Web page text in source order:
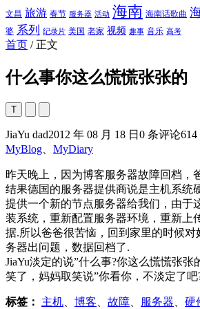
文昌 旅游 春节 服务器 活动 海南 海南话歌曲
婆 系列 纪录片 美国 老家 视频 趣事 音乐 高考
首页 / 正文
什么事你这么慌慌张张的
T
JiaYu dad2012 年 08 月 18 日 0 条评论
MyBlog
MyDiary
昨天晚上，因为博客服务器故障回档，
结果德国的服务器提供商说是主机系统
提供一个新的节点服务器给我们，由于
装系统，重新配置服务器环境，重新上
据.所以爸爸很苦恼，回到家里的时候对
务器出问题，数据回档了.
JiaYu淡定的说”什么事?你这么慌慌张张
笑了，妈妈取笑说”你看你，不淡定了吧
标签： 主机 博客 故障 服务器 硬